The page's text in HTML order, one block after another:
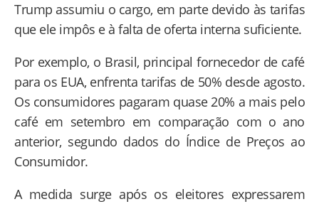
Trump assumiu o cargo, em parte devido às tarifas
que ele impôs e à falta de oferta interna suficiente.
Por exemplo, o Brasil, principal fornecedor de café
para os EUA, enfrenta tarifas de 50% desde agosto.
Os consumidores pagaram quase 20% a mais pelo
café em setembro em comparação com o ano
anterior, segundo dados do Índice de Preços ao
Consumidor.
A medida surge após os eleitores expressarem